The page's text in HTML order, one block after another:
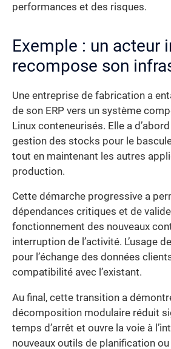
performances et des risques.
Exemple : un acteur
recompose son
Une entreprise de fabrication a
de son ERP vers un système
Linux conteneurisés. Elle a
gestion des stocks pour le
tout en maintenant les autres
production.
Cette démarche progressive a
dépendances critiques et de
fonctionnement des nouveaux
interruption de l’activité. L’usage
pour l’échange des données
compatibilité avec l’existant.
Au final, cette transition a
décomposition modulaire réduit
temps d’arrêt et ouvre la voie à
nouveaux outils de planification ou